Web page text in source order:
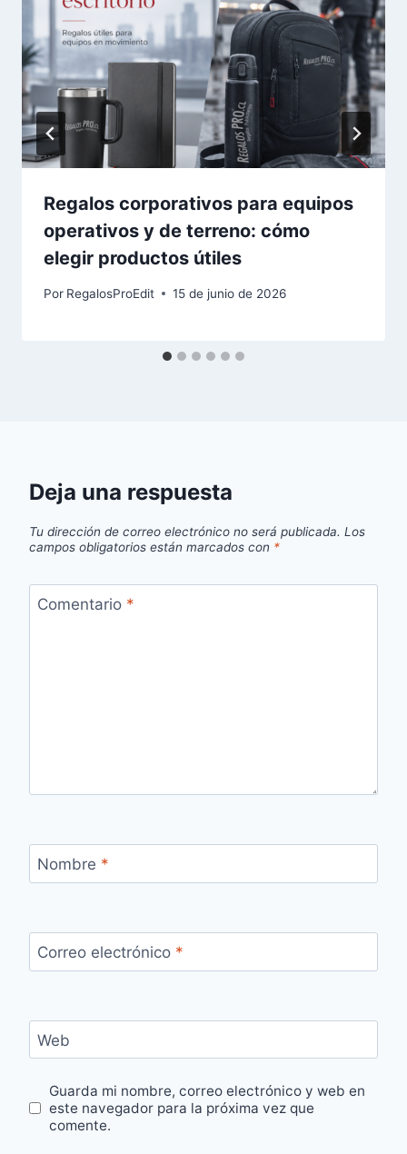
Regalos corporativos para equipos
operativos y de terreno: cómo
elegir productos útiles
Por RegalosProEdit 15 de junio de 2026
Deja una respuesta
Tu dirección de correo electrónico no será publicada. Los
campos obligatorios están marcados con *
Comentario *
Nombre *
Correo electrónico *
Web
Guarda mi nombre, correo electrónico y web en
este navegador para la próxima vez que
comente.